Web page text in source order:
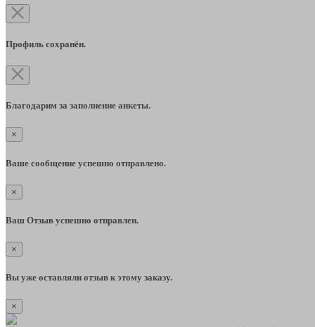
Профиль сохранён.
Благодарим за заполнение анкеты.
×
Ваше сообщение успешно отправлено.
×
Ваш Отзыв успешно отправлен.
×
Вы уже оставляли отзыв к этому заказу.
×